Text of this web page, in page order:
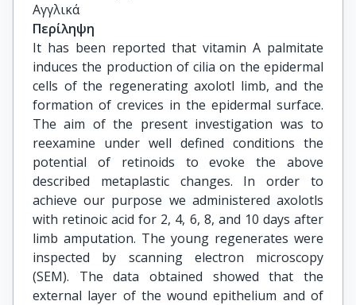
Αγγλικά
Περίληψη
It has been reported that vitamin A palmitate
induces the production of cilia on the epidermal
cells of the regenerating axolotl limb, and the
formation of crevices in the epidermal surface.
The aim of the present investigation was to
reexamine under well defined conditions the
potential of retinoids to evoke the above
described metaplastic changes. In order to
achieve our purpose we administered axolotls
with retinoic acid for 2, 4, 6, 8, and 10 days after
limb amputation. The young regenerates were
inspected by scanning electron microscopy
(SEM). The data obtained showed that the
external layer of the wound epithelium and of